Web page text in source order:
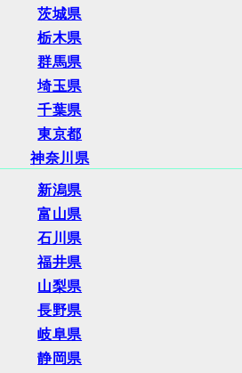
茨城県
栃木県
群馬県
埼玉県
千葉県
東京都
神奈川県
新潟県
富山県
石川県
福井県
山梨県
長野県
岐阜県
静岡県